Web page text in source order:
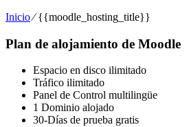
Inicio⁄{{moodle_hosting_title}}
Plan de alojamiento de Moodle
Espacio en disco ilimitado
Tráfico ilimitado
Panel de Control multilingüe
1 Dominio alojado
30-Días de prueba gratis